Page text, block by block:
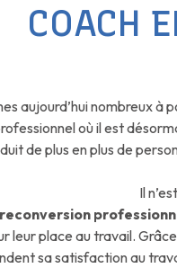
COACH
aujourd’hui nombreux à
où il est
de plus en plus de
Il
leur place au travail.
sa satisfaction au